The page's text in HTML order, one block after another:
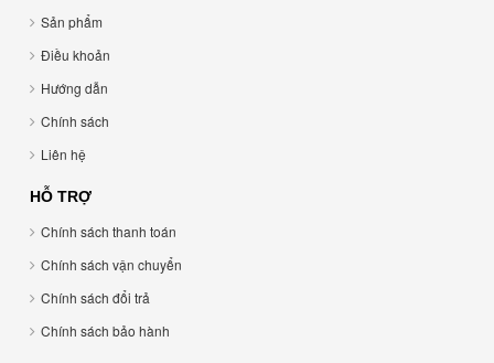
Sản phẩm
Điều khoản
Hướng dẫn
Chính sách
Liên hệ
HỖ TRỢ
Chính sách thanh toán
Chính sách vận chuyển
Chính sách đổi trả
Chính sách bảo hành